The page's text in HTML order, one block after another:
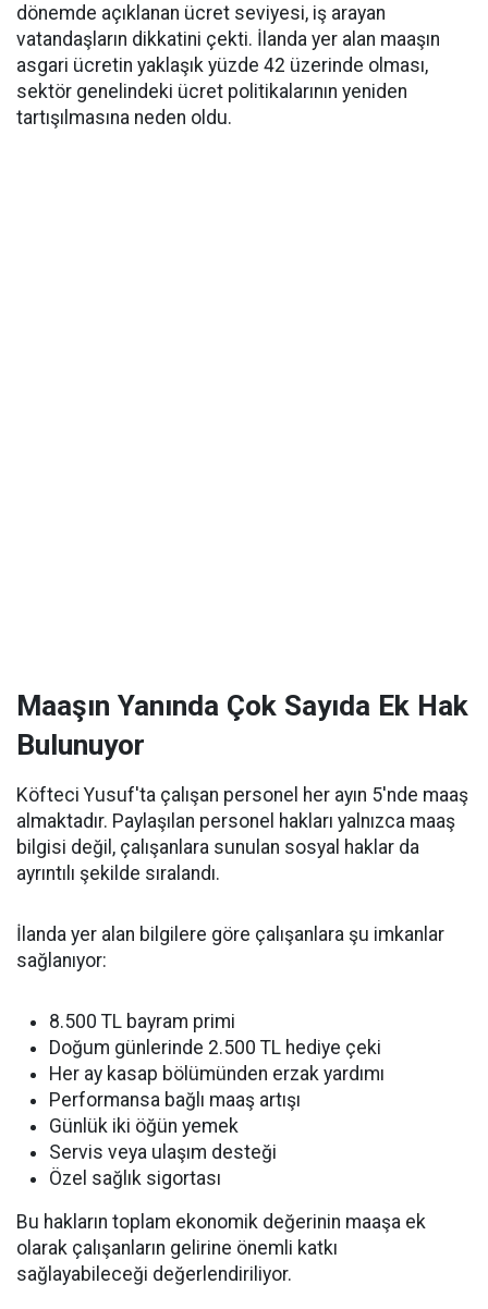
dönemde açıklanan ücret seviyesi, iş arayan
vatandaşların dikkatini çekti. İlanda yer alan maaşın
asgari ücretin yaklaşık yüzde 42 üzerinde olması,
sektör genelindeki ücret politikalarının yeniden
tartışılmasına neden oldu.
Maaşın Yanında Çok Sayıda Ek Hak
Bulunuyor
Köfteci Yusuf'ta çalışan personel her ayın 5'nde maaş
almaktadır. Paylaşılan personel hakları yalnızca maaş
bilgisi değil, çalışanlara sunulan sosyal haklar da
ayrıntılı şekilde sıralandı.
İlanda yer alan bilgilere göre çalışanlara şu imkanlar
sağlanıyor:
8.500 TL bayram primi
Doğum günlerinde 2.500 TL hediye çeki
Her ay kasap bölümünden erzak yardımı
Performansa bağlı maaş artışı
Günlük iki öğün yemek
Servis veya ulaşım desteği
Özel sağlık sigortası
Bu hakların toplam ekonomik değerinin maaşa ek
olarak çalışanların gelirine önemli katkı
sağlayabileceği değerlendiriliyor.